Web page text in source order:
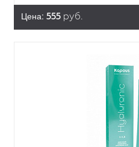
Цена: 555 руб.